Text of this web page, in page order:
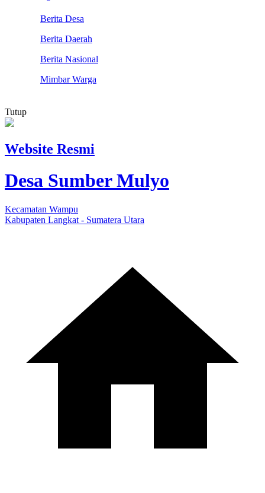
Berita Desa
Berita Daerah
Berita Nasional
Mimbar Warga
Tutup
Website Resmi
Desa Sumber Mulyo
Kecamatan Wampu
Kabupaten Langkat - Sumatera Utara